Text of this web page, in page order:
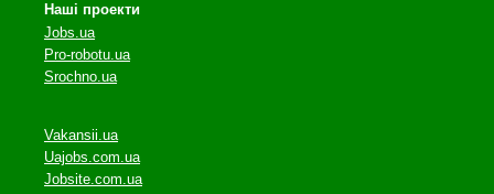
Наші проекти
Jobs.ua
Pro-robotu.ua
Srochno.ua
Vakansii.ua
Uajobs.com.ua
Jobsite.com.ua